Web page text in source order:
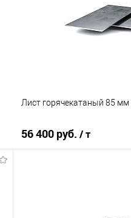
В избранное
Лист горячекатаный 85 мм
56 400 руб. / т